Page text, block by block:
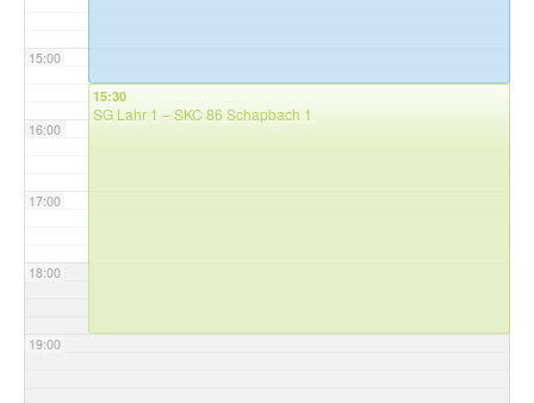
15:00
16:00
17:00
18:00
19:00
15:30
SG Lahr 1 – SKC 86 Schapbach 1